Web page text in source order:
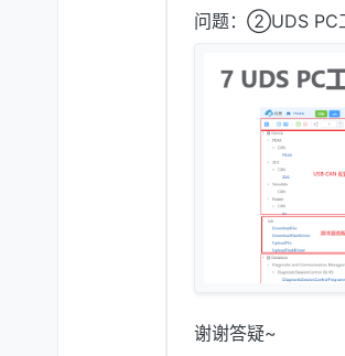
问题：②UDS PC
谢谢答疑~